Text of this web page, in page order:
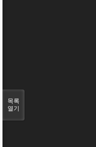
목록
열기